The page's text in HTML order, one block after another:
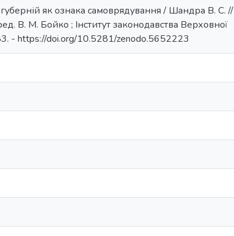
як ознака самоврядування / Шандра В. С. //
В. М. Бойко ; Інститут законодавства Верховної
- https://doi.org/10.5281/zenodo.5652223